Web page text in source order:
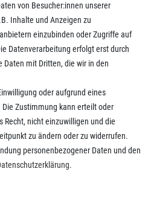
von Besucher:innen unserer
Inhalte und Anzeigen zu
einzubinden oder Zugriffe auf
Datenverarbeitung erfolgt erst durch
Daten mit Dritten, die wir in den
oder aufgrund eines
Zustimmung kann erteilt oder
Recht, nicht einzuwilligen und die
zu ändern oder zu widerrufen.
personenbezogener Daten und den
.